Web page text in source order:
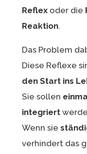
Reflexoder die
Reaktion.
Das Problem
Diese Reflexe
den Start ins
Sie sollen
integriert
Wenn sie
verhindert das